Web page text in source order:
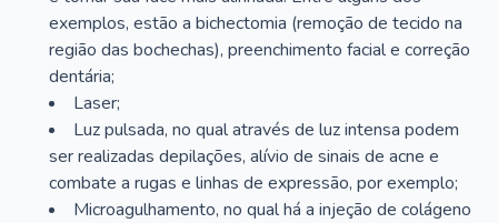
exemplos, estão a bichectomia (remoção de tecido na
região das bochechas), preenchimento facial e correção
dentária;
Laser;
Luz pulsada, no qual através de luz intensa podem
ser realizadas depilações, alívio de sinais de acne e
combate a rugas e linhas de expressão, por exemplo;
Microagulhamento, no qual há a injeção de colágeno